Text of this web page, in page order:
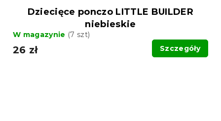
Dziecięce ponczo LITTLE BUILDER
niebieskie
W magazynie (7 szt)
26 zł Szczegóły